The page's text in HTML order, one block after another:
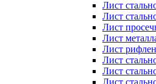
Лист
Лист
Лист
Лист
Лист
Лист
Лист
Лист